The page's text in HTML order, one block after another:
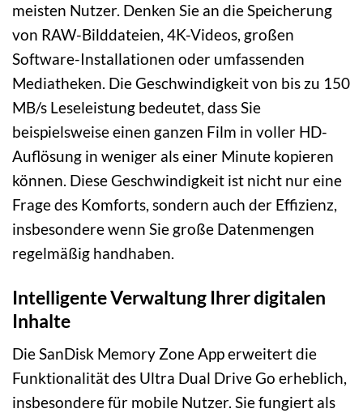
meisten Nutzer. Denken Sie an die Speicherung
von RAW-Bilddateien, 4K-Videos, großen
Software-Installationen oder umfassenden
Mediatheken. Die Geschwindigkeit von bis zu 150
MB/s Leseleistung bedeutet, dass Sie
beispielsweise einen ganzen Film in voller HD-
Auflösung in weniger als einer Minute kopieren
können. Diese Geschwindigkeit ist nicht nur eine
Frage des Komforts, sondern auch der Effizienz,
insbesondere wenn Sie große Datenmengen
regelmäßig handhaben.
Intelligente Verwaltung Ihrer digitalen
Inhalte
Die SanDisk Memory Zone App erweitert die
Funktionalität des Ultra Dual Drive Go erheblich,
insbesondere für mobile Nutzer. Sie fungiert als